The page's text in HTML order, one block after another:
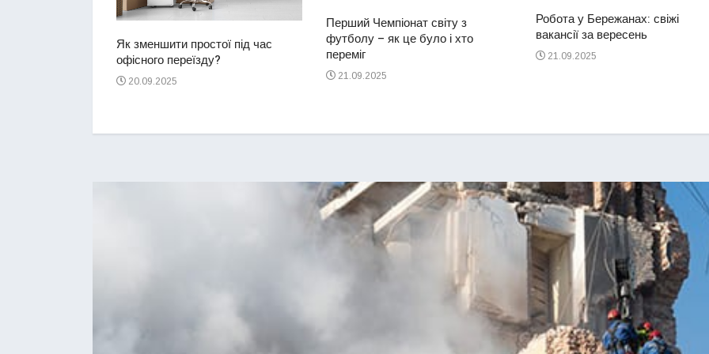
Як зменшити простої під час
офісного переїзду?
20.09.2025
Перший Чемпіонат світу з
футболу – як це було і хто
переміг
21.09.2025
Робота у Бережанах: свіжі
вакансії за вересень
21.09.2025